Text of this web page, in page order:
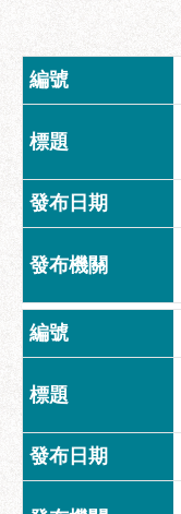
府
訊
公
開
優
良
事
蹟
影
音
專
性
主
流